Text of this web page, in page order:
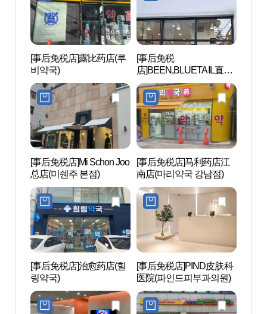
[事后免税店]露比药店(루
비약국)
[事后免税
店]BEEN,BLUETAIL直营
店(빈, 블루테일 직영점)
[事后免税店]Mi Schon Joo
总店(미쉔주 본점)
[事后免税店]马利药店江
南店(마리약국 강남점)
[事后免税店]治愈药店(힐
링약국)
[事后免税店]PIND皮肤科
医院(파인드피부과의원)